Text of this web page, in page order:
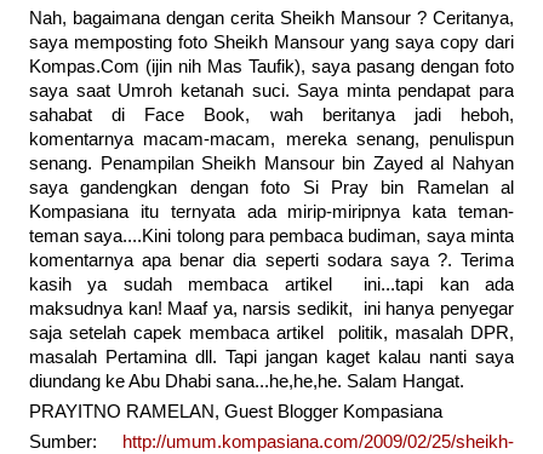
Nah, bagaimana dengan cerita Sheikh Mansour ? Ceritanya,
saya memposting foto Sheikh Mansour yang saya copy dari
Kompas.Com (ijin nih Mas Taufik), saya pasang dengan foto
saya saat Umroh ketanah suci. Saya minta pendapat para
sahabat di Face Book, wah beritanya jadi heboh,
komentarnya macam-macam, mereka senang, penulispun
senang. Penampilan Sheikh Mansour bin Zayed al Nahyan
saya gandengkan dengan foto Si Pray bin Ramelan al
Kompasiana itu ternyata ada mirip-miripnya kata teman-
teman saya....Kini tolong para pembaca budiman, saya minta
komentarnya apa benar dia seperti sodara saya ?. Terima
kasih ya sudah membaca artikel ini...tapi kan ada
maksudnya kan! Maaf ya, narsis sedikit, ini hanya penyegar
saja setelah capek membaca artikel politik, masalah DPR,
masalah Pertamina dll. Tapi jangan kaget kalau nanti saya
diundang ke Abu Dhabi sana...he,he,he. Salam Hangat.
PRAYITNO RAMELAN, Guest Blogger Kompasiana
Sumber:
http://umum.kompasiana.com/2009/02/25/sheikh-